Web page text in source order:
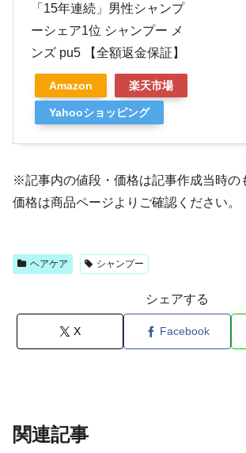
「15年連続」男性シャンプ
ーシェア1位 シャンプー メ
ンズ pu5 【全額返金保証】
Amazon 楽天市場
Yahooショッピング
※記事内の値段・価格は記事作成当時の
価格は商品ページよりご確認ください。
ヘアケア シャンプー
シェアする
X Facebook
関連記事